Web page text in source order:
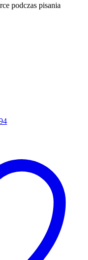
podczas pisania